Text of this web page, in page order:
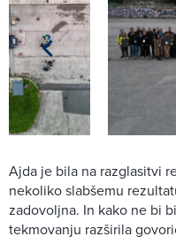
Ajda je bila na razglasitvi
nekoliko slabšemu
zadovoljna. In kako ne bi
tekmovanju razširila